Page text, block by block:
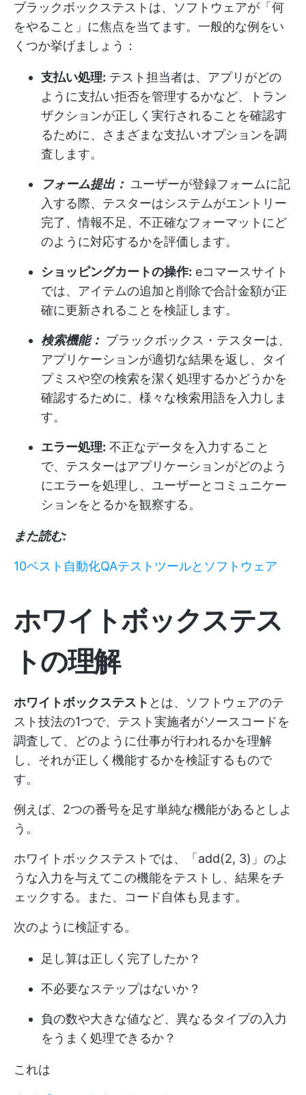
ブラックボックステストは、ソフトウェアが「何
をやること」に焦点を当てます。一般的な例をい
くつか挙げましょう：
支払い処理: テスト担当者は、アプリがどの
ように支払い拒否を管理するかなど、トラン
ザクションが正しく実行されることを確認す
るために、さまざまな支払いオプションを調
査します。
フォーム提出： ユーザーが登録フォームに記
入する際、テスターはシステムがエントリー
完了、情報不足、不正確なフォーマットにど
のように対応するかを評価します。
ショッピングカートの操作: eコマースサイト
では、アイテムの追加と削除で合計金額が正
確に更新されることを検証します。
検索機能： ブラックボックス・テスターは、
アプリケーションが適切な結果を返し、タイ
プミスや空の検索を潔く処理するかどうかを
確認するために、様々な検索用語を入力しま
す。
エラー処理: 不正なデータを入力すること
で、テスターはアプリケーションがどのよう
にエラーを処理し、ユーザーとコミュニケー
ションをとるかを観察する。
また読む:
10ベスト自動化QAテストツールとソフトウェア
ホワイトボックステス
トの理解
ホワイトボックステスト とは、ソフトウェアのテ
スト技法の1つで、テスト実施者がソースコードを
調査して、どのように仕事が行われるかを理解
し、それが正しく機能するかを検証するもので
す。
例えば、2つの番号を足す単純な機能があるとしよ
う。
ホワイトボックステストでは、「add(2, 3)」のよ
うな入力を与えてこの機能をテストし、結果をチ
ェックする。また、コード自体も見ます。
次のように検証する。
足し算は正しく完了したか？
不必要なステップはないか？
負の数や大きな値など、異なるタイプの入力
をうまく処理できるか？
これは